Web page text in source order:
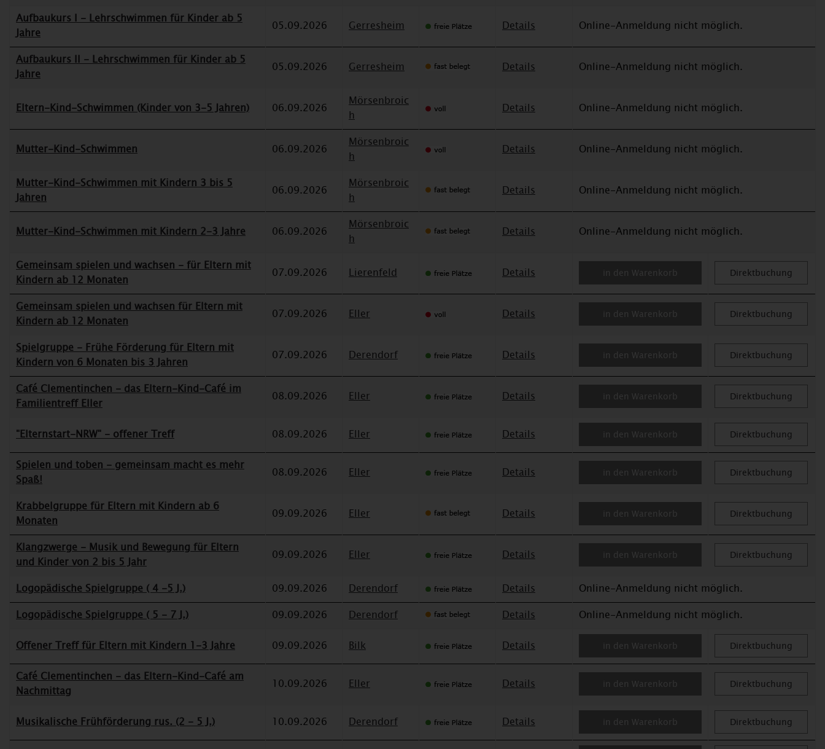
Aufbaukurs I - Lehrschwimmen für Kinder ab 5
Jahre
05.09.2026 Gerresheim Details Online-Anmeldung nicht möglich.
Aufbaukurs II - Lehrschwimmen für Kinder ab 5
Jahre
05.09.2026 Gerresheim Details Online-Anmeldung nicht möglich.
Eltern-Kind-Schwimmen (Kinder von 3-5 Jahren) 06.09.2026
Mörsenbroic
h
Details Online-Anmeldung nicht möglich.
Mutter-Kind-Schwimmen 06.09.2026
Mörsenbroic
h
Details Online-Anmeldung nicht möglich.
Mutter-Kind-Schwimmen mit Kindern 3 bis 5
Jahren
06.09.2026
Mörsenbroic
h
Details Online-Anmeldung nicht möglich.
Mutter-Kind-Schwimmen mit Kindern 2-3 Jahre 06.09.2026
Mörsenbroic
h
Details Online-Anmeldung nicht möglich.
Gemeinsam spielen und wachsen - für Eltern mit
Kindern ab 12 Monaten
07.09.2026 Lierenfeld Details in den Warenkorb Direktbuchung
Gemeinsam spielen und wachsen für Eltern mit
Kindern ab 12 Monaten
07.09.2026 Eller Details in den Warenkorb Direktbuchung
Spielgruppe - Frühe Förderung für Eltern mit
Kindern von 6 Monaten bis 3 Jahren
07.09.2026 Derendorf Details in den Warenkorb Direktbuchung
Café Clementinchen - das Eltern-Kind-Café im
Familientreff Eller
08.09.2026 Eller Details in den Warenkorb Direktbuchung
"Elternstart-NRW" - offener Treff 08.09.2026 Eller Details in den Warenkorb Direktbuchung
Spielen und toben - gemeinsam macht es mehr
Spaß!
08.09.2026 Eller Details in den Warenkorb Direktbuchung
Krabbelgruppe für Eltern mit Kindern ab 6
Monaten
09.09.2026 Eller Details in den Warenkorb Direktbuchung
Klangzwerge - Musik und Bewegung für Eltern
und Kinder von 2 bis 5 Jahr
09.09.2026 Eller Details in den Warenkorb Direktbuchung
Logopädische Spielgruppe ( 4 -5 J.) 09.09.2026 Derendorf Details
Online-Anmeldung nicht möglich.
Logopädische Spielgruppe ( 5 - 7 J.)
09.09.2026 Derendorf Details
Online-Anmeldung nicht möglich.
Offener Treff für Eltern mit Kindern 1-3 Jahre
09.09.2026 Bilk Details in den Warenkorb Direktbuchung
Café Clementinchen - das Eltern-Kind-Café am
Nachmittag
10.09.2026 Eller Details in den Warenkorb Direktbuchung
Musikalische Frühförderung rus. (2 - 5 J.) 10.09.2026 Derendorf Details in den Warenkorb Direktbuchung